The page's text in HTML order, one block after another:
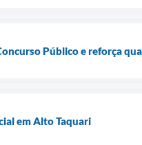
Público e reforça
em Alto Taquari